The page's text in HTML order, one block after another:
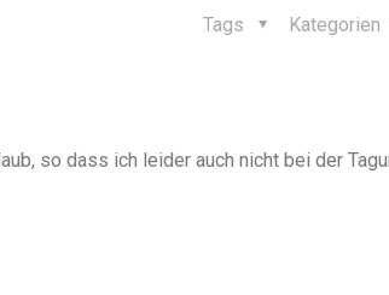
Kategorien
Tags
so dass ich leider auch nicht bei der